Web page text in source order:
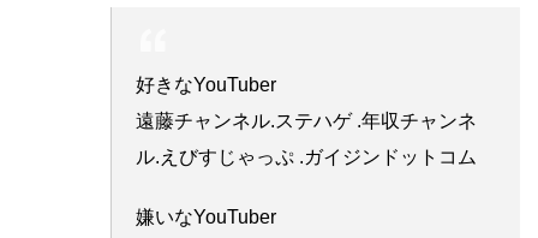
好きなYouTuber
遠藤チャンネル.ステハゲ .年収チャンネ
ル.えびすじゃっぷ .ガイジンドットコム
嫌いなYouTuber